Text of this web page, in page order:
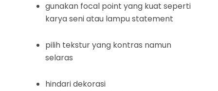
gunakan focal point yang kuat seperti
karya seni atau lampu statement
pilih tekstur yang kontras namun
selaras
hindari dekorasi